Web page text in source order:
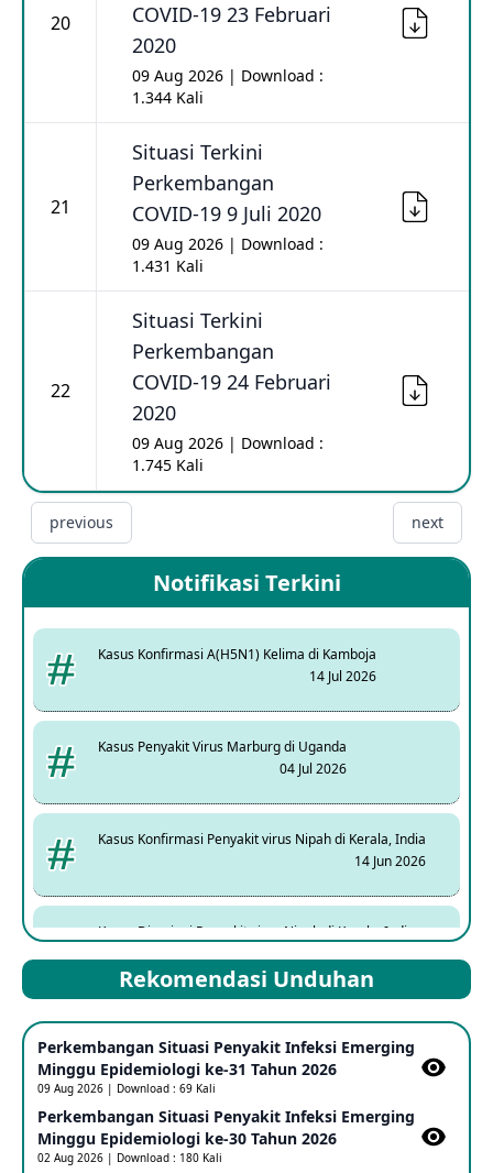
20
COVID-19 23 Februari
2020
09 Aug 2026 | Download :
1.344 Kali
21
Situasi Terkini
Perkembangan
COVID-19 9 Juli 2020
09 Aug 2026 | Download :
1.431 Kali
22
Situasi Terkini
Perkembangan
COVID-19 24 Februari
2020
09 Aug 2026 | Download :
1.745 Kali
previous next
Notifikasi Terkini
Kasus Konfirmasi A(H5N1) Kelima di Kamboja
14 Jul 2026
Kasus Penyakit Virus Marburg di Uganda
04 Jul 2026
Kasus Konfirmasi Penyakit virus Nipah di Kerala, India
14 Jun 2026
Kasus Dicurigai Penyakit virus Nipah di Kerala, India
Mpox Clade 1b di Taiwan
25 May 2026
Update Informasi PHEIC Penyakit Ebola
23 May 2026
Rekomendasi Unduhan
Perkembangan Situasi Penyakit Infeksi Emerging
Minggu Epidemiologi ke-31 Tahun 2026
09 Aug 2026 | Download : 69 Kali
Perkembangan Situasi Penyakit Infeksi Emerging
Minggu Epidemiologi ke-30 Tahun 2026
02 Aug 2026 | Download : 180 Kali